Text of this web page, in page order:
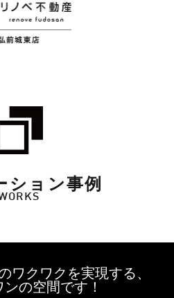
ション事例
ワクワクを実現する、
の空間です！